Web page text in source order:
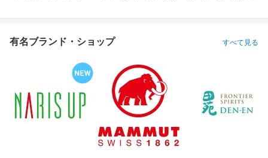
有名ブランド・ショップ すべて見る